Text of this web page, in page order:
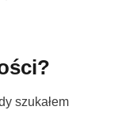
szukałem